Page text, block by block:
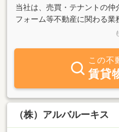
当社は、売買・テナントの仲
フォーム等不動産に関わる業
トップでお客様のご希望に
却もございます。お困りの
で競売にかかる前に売却致
の相談も受け付けておりま
等で法律関係が複雑な物件
ので、お気軽に相談いただ
心誠意対応させていただき
この不
賃貸
（株）アルバルーキス